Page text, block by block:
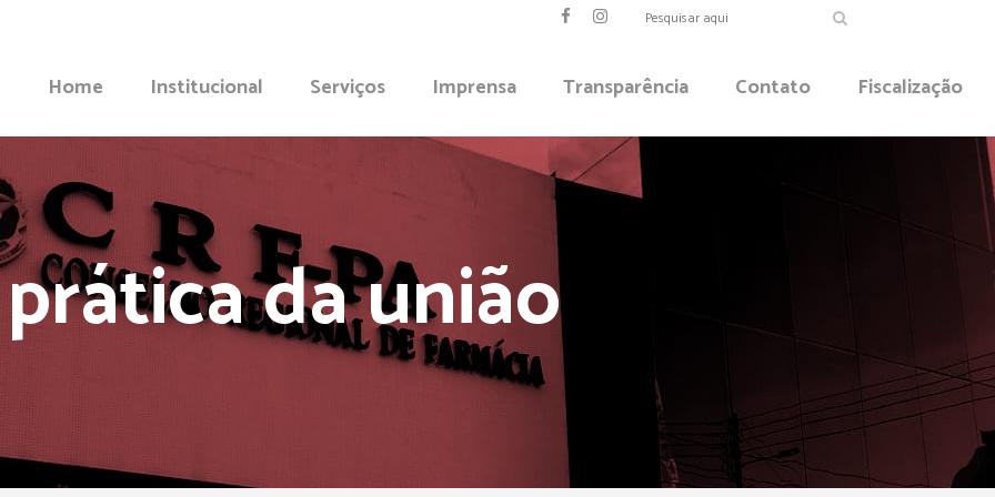
Home Institucional Serviços Imprensa Transparência Contato Fiscalização
da união